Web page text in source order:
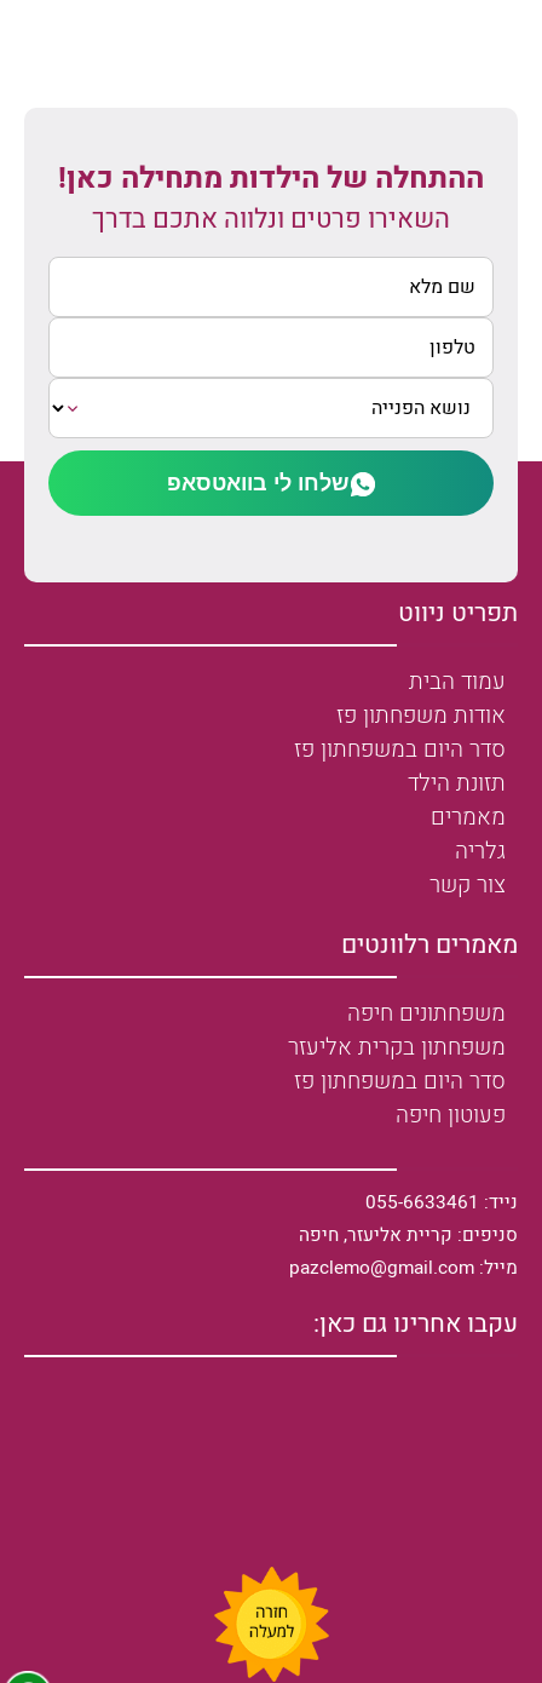
ההתחלה של הילדות מתחילה כאן!
השאירו פרטים ונלווה אתכם בדרך
שלחו לי בוואטסאפ
תפריט ניווט
עמוד הבית
אודות משפחתון פז
סדר היום במשפחתון פז
תזונת הילד
מאמרים
גלריה
צור קשר
מאמרים רלוונטים
משפחתונים חיפה
משפחתון בקרית אליעזר
סדר היום במשפחתון פז
פעוטון חיפה
נייד: 055-6633461
סניפים: קריית אליעזר, חיפה
מייל: pazclemo@gmail.com
עקבו אחרינו גם כאן: